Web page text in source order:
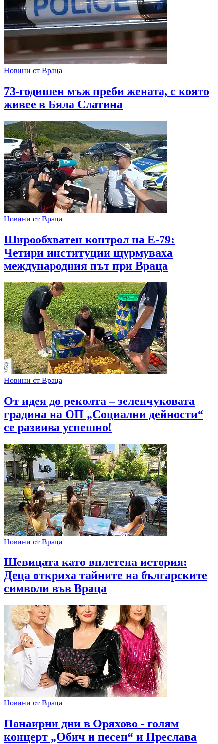
Новини от Враца
73-годишен мъж преби жената, с която
живее в Бяла Слатина
Новини от Враца
Широобхватен контрол на Е-79:
Четири институции щурмуваха
международния път при Враца
Новини от Враца
От идея до реколта – зеленчуковата
градина на ОП „Социални дейности“
се развива успешно!
Новини от Враца
Шевицата като вплетена история:
Деца откриха тайните на българските
символи във Враца
Новини от Враца
Панаирни дни в Оряхово - голям
концерт „Обич и песен“ и Преслава